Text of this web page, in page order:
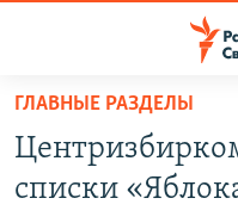
упрощенного
доступа
ПОДКАСТЫ
ГЛАВНЫЕ РАЗДЕЛЫ
списки